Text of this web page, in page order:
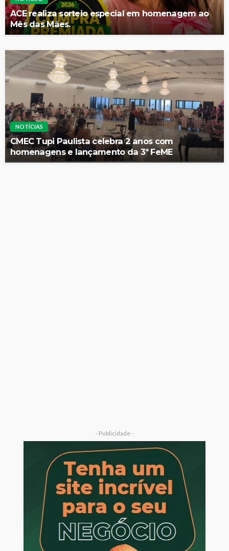
ACE realiza sorteio especial em homenagem ao
Mês das Mães.
NOTÍCIAS
CMEC Tupi Paulista celebra 2 anos com
homenagens e lançamento da 3ª FeME
- Publicidade -